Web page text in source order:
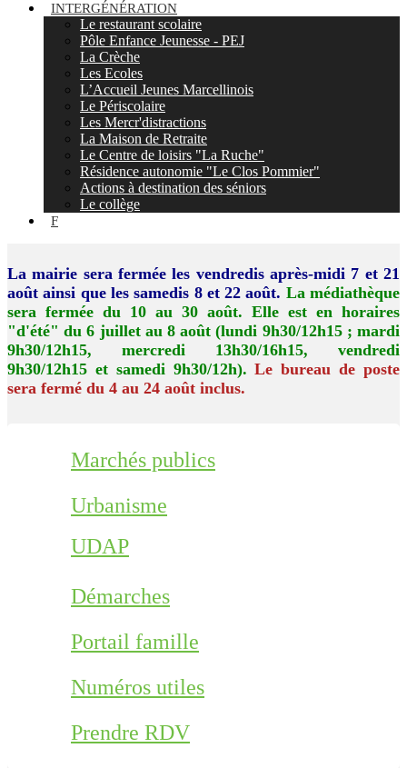
INTERGÉNÉRATION
Le restaurant scolaire
Pôle Enfance Jeunesse - PEJ
La Crèche
Les Ecoles
L’Accueil Jeunes Marcellinois
Le Périscolaire
Les Mercr'distractions
La Maison de Retraite
Le Centre de loisirs "La Ruche"
Résidence autonomie "Le Clos Pommier"
Actions à destination des séniors
Le collège
F
La mairie sera fermée les vendredis après-midi 7 et 21
août ainsi que les samedis 8 et 22 août. La médiathèque
sera fermée du 10 au 30 août. Elle est en horaires
"d'été" du 6 juillet au 8 août (lundi 9h30/12h15 ; mardi
9h30/12h15, mercredi 13h30/16h15, vendredi
9h30/12h15 et samedi 9h30/12h).Le bureau de poste
sera fermé du 4 au 24 août inclus.
Marchés publics
Urbanisme
UDAP
Démarches
Portail famille
Numéros utiles
Prendre RDV